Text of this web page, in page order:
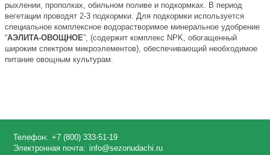
рыхлении, прополках, обильном поливе и подкормках. В период
вегетации проводят 2-3 подкормки. Для подкормки используется
специальное комплексное водорастворимое минеральное удобрение
“АЭЛИТА-ОВОЩНОЕ”, (содержит комплекс NPK, обогащенный
широким спектром микроэлементов), обеспечивающий необходимое
питание овощным культурам.
Телефон: +7 (800) 333-51-19
Электронная почта: info@sezonudachi.ru